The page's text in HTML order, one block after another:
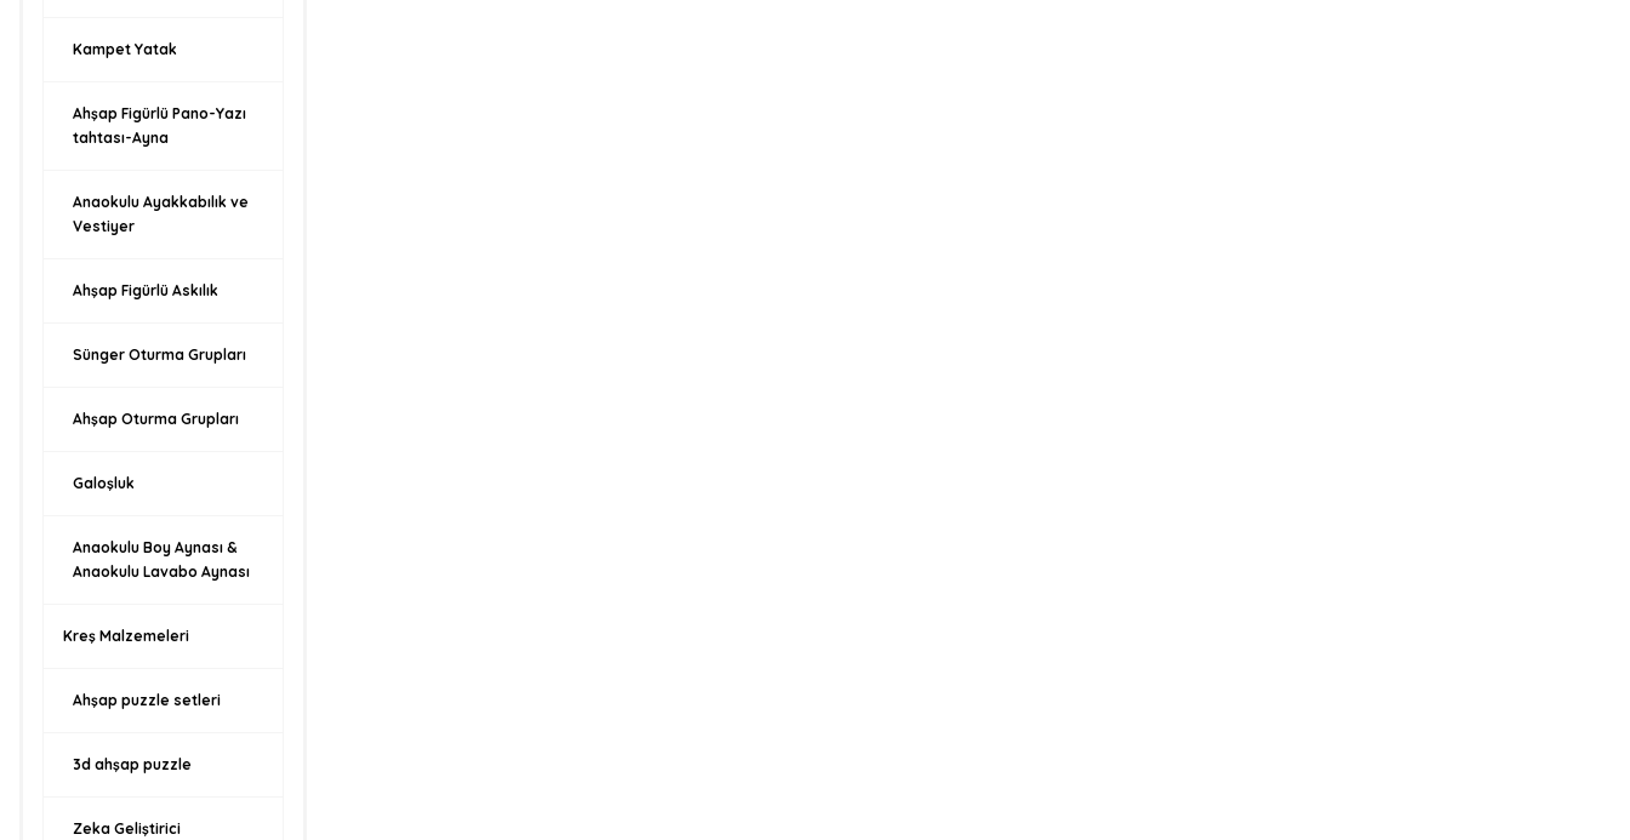
Kampet Yatak
Ahşap Figürlü Pano-Yazı
tahtası-Ayna
Anaokulu Ayakkabılık ve
Vestiyer
Ahşap Figürlü Askılık
Sünger Oturma Grupları
Ahşap Oturma Grupları
Galoşluk
Anaokulu Boy Aynası &
Anaokulu Lavabo Aynası
Kreş Malzemeleri
Ahşap puzzle setleri
3d ahşap puzzle
Zeka Geliştirici